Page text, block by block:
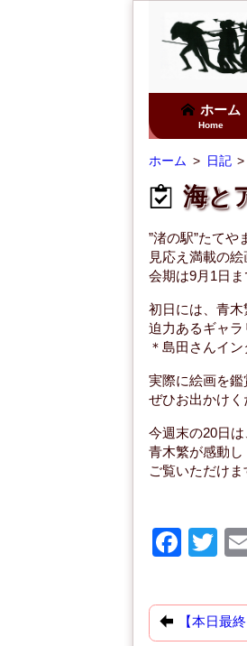
ホーム
Home
ホーム 日記
海と
”渚の駅”たてや
見応え満載の
会期は9月1日ま
初日には、青木
迫力あるギャラ
＊島田さんイ
実際に絵画を
ぜひお出かけく
今週末の20日は
青木繁が感動
ご覧いただけま
F
c
e
T
tt
er
【本日最